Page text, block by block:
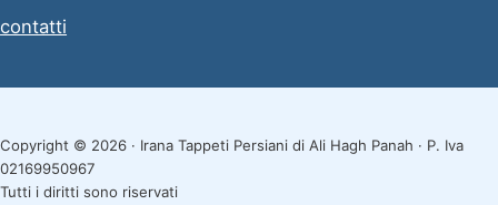
contatti
Copyright © 2026 · Irana Tappeti Persiani di Ali Hagh Panah · P. Iva
02169950967
Tutti i diritti sono riservati